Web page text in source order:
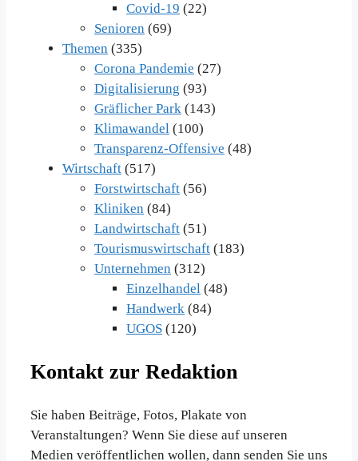
Covid-19 (22)
Senioren (69)
Themen (335)
Corona Pandemie (27)
Digitalisierung (93)
Gräflicher Park (143)
Klimawandel (100)
Transparenz-Offensive (48)
Wirtschaft (517)
Forstwirtschaft (56)
Kliniken (84)
Landwirtschaft (51)
Tourismuswirtschaft (183)
Unternehmen (312)
Einzelhandel (48)
Handwerk (84)
UGOS (120)
Kontakt zur Redaktion
Sie haben Beiträge, Fotos, Plakate von
Veranstaltungen? Wenn Sie diese auf unseren
Medien veröffentlichen wollen, dann senden Sie uns